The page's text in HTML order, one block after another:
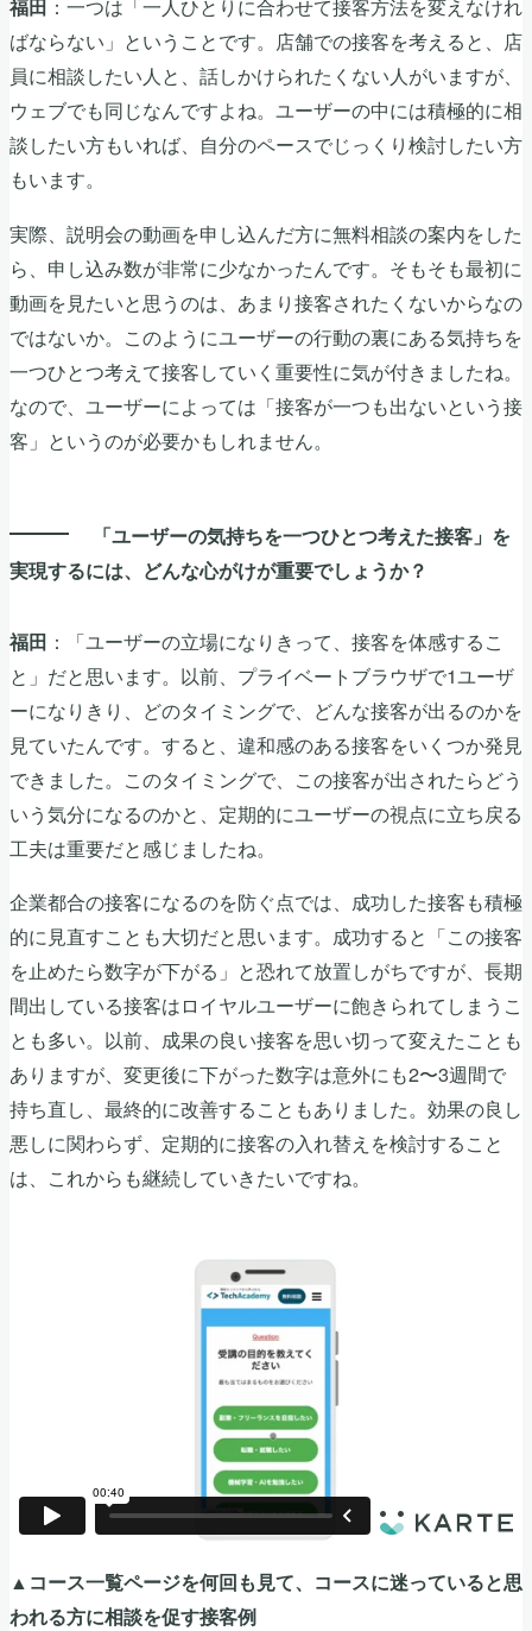
福田 ：一つは「一人ひとりに合わせて接客方法を変えなけれ
ばならない」ということです。店舗での接客を考えると、店
員に相談したい人と、話しかけられたくない人がいますが、
ウェブでも同じなんですよね。ユーザーの中には積極的に相
談したい方もいれば、自分のペースでじっくり検討したい方
もいます。
実際、説明会の動画を申し込んだ方に無料相談の案内をした
ら、申し込み数が非常に少なかったんです。そもそも最初に
動画を見たいと思うのは、あまり接客されたくないからなの
ではないか。このようにユーザーの行動の裏にある気持ちを
一つひとつ考えて接客していく重要性に気が付きましたね。
なので、ユーザーによっては「接客が一つも出ないという接
客」というのが必要かもしれません。
「ユーザーの気持ちを一つひとつ考えた接客」を
実現するには、どんな心がけが重要でしょうか？
福田 ：「ユーザーの立場になりきって、接客を体感するこ
と」だと思います。以前、プライベートブラウザで1ユーザ
ーになりきり、どのタイミングで、どんな接客が出るのかを
見ていたんです。すると、違和感のある接客をいくつか発見
できました。このタイミングで、この接客が出されたらどう
いう気分になるのかと、定期的にユーザーの視点に立ち戻る
工夫は重要だと感じましたね。
企業都合の接客になるのを防ぐ点では、成功した接客も積極
的に見直すことも大切だと思います。成功すると「この接客
を止めたら数字が下がる」と恐れて放置しがちですが、長期
間出している接客はロイヤルユーザーに飽きられてしまうこ
とも多い。以前、成果の良い接客を思い切って変えたことも
ありますが、変更後に下がった数字は意外にも2〜3週間で
持ち直し、最終的に改善することもありました。効果の良し
悪しに関わらず、定期的に接客の入れ替えを検討すること
は、これからも継続していきたいですね。
▲コース一覧ページを何回も見て、コースに迷っていると思
われる方に相談を促す接客例